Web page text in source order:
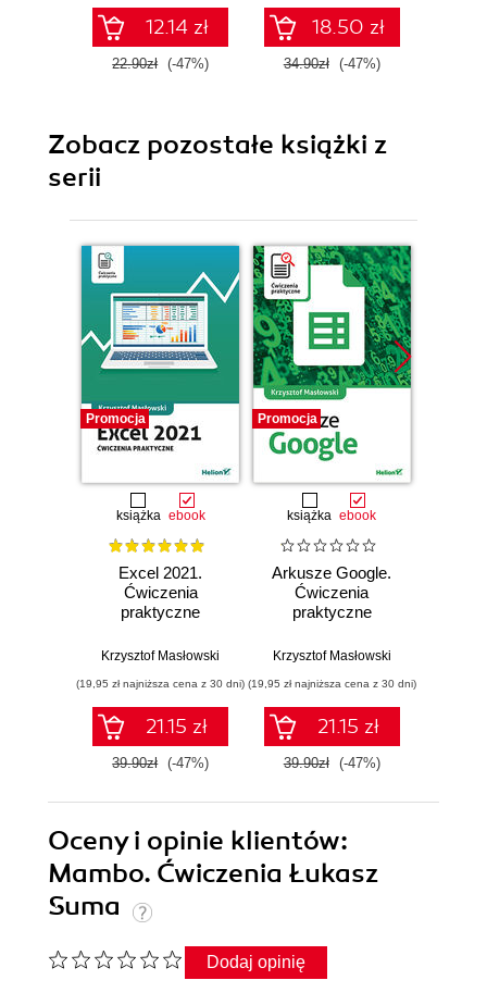
12.14 zł
22.90zł (-47%)
18.50 zł
34.90zł (-47%)
Zobacz pozostałe książki z
serii
Promocja
książka ebook
Excel 2021.
Ćwiczenia
praktyczne
Krzysztof Masłowski
(19,95 zł najniższa cena z 30 dni)
21.15 zł
39.90zł (-47%)
Promocja
książka ebook
Arkusze Google.
Ćwiczenia
praktyczne
Krzysztof Masłowski
(19,95 zł najniższa cena z 30 dni)
21.15 zł
39.90zł (-47%)
Oceny i opinie klientów:
Mambo. Ćwiczenia Łukasz
Suma
Dodaj opinię